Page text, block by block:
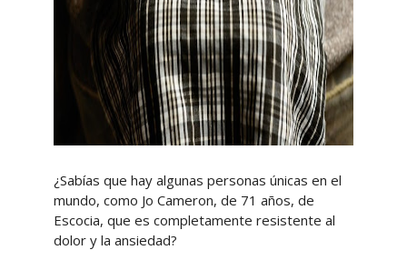
¿Sabías que hay algunas personas únicas en el
mundo, como Jo Cameron, de 71 años, de
Escocia, que es completamente resistente al
dolor y la ansiedad?